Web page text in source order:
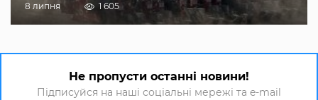
8 липня 1 605
Не пропусти останні новини!
Підписуйся на наші соціальні мережі та e-mail